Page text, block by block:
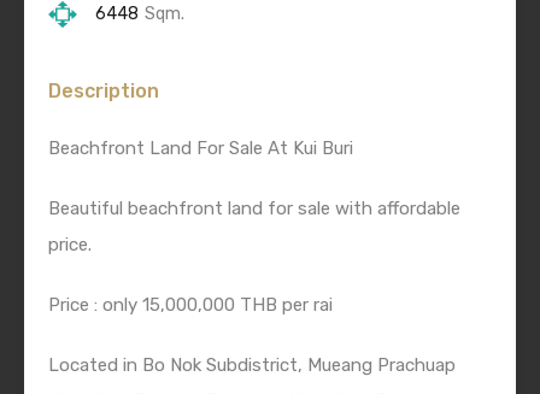
6448 Sqm.
Description
Beachfront Land For Sale At Kui Buri
Beautiful beachfront land for sale with affordable
price.
Price : only 15,000,000 THB per rai
Located in Bo Nok Subdistrict, Mueang Prachuap